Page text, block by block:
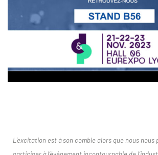
L’excitation est à son comble alors que nous nous